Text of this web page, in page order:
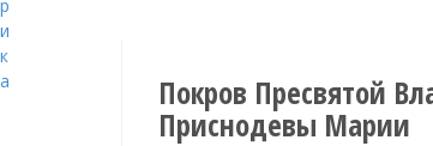
n
t
Покров Пресвятой
Приснодевы Марии